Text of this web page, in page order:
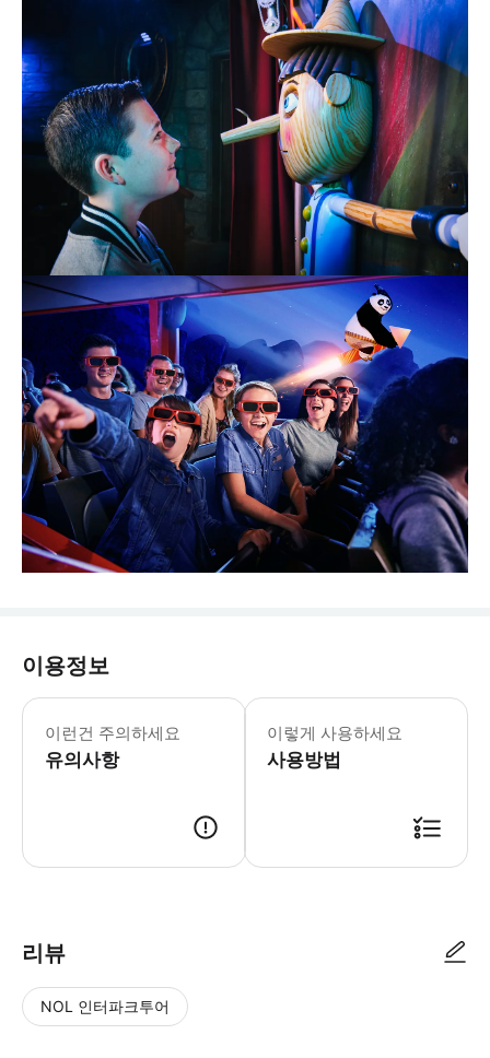
이용정보
이런건 주의하세요
유의사항
어트랙션의 운영시간은 상이합니다.
* 슈렉과 친구들과 함께 75분간 오거
- Tip 런던 명소를 더더욱 알차게 즐
이렇게 사용하세요
사용방법
리뷰
NOL 인터파크투어